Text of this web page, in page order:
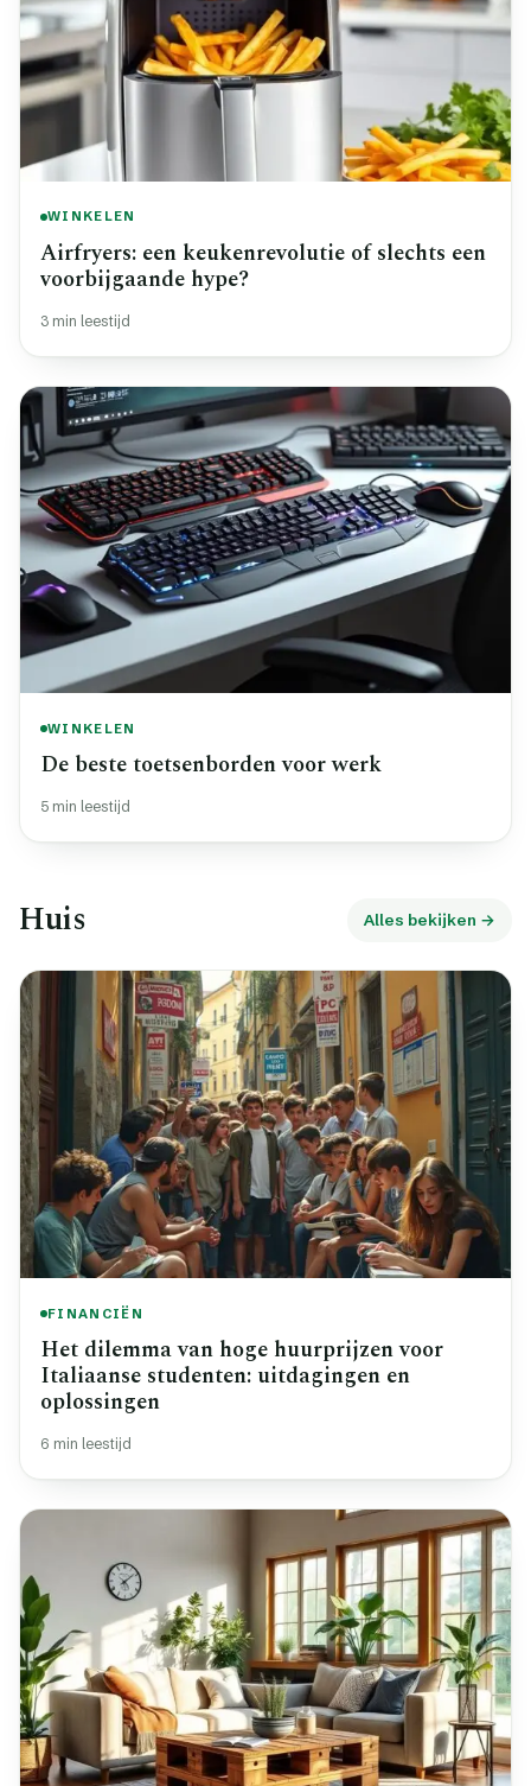
WINKELEN
Airfryers: een keukenrevolutie of slechts een
voorbijgaande hype?
3 min leestijd
WINKELEN
De beste toetsenborden voor werk
5 min leestijd
Huis Alles bekijken →
FINANCIËN
Het dilemma van hoge huurprijzen voor
Italiaanse studenten: uitdagingen en
oplossingen
6 min leestijd